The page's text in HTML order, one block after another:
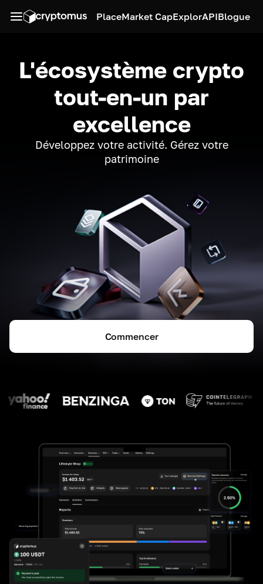
PlaceMarket CapExplorAPIBlogue
L'écosystème crypto
tout-en-un par
excellence
Développez votre activité. Gérez votre
patrimoine
Commencer